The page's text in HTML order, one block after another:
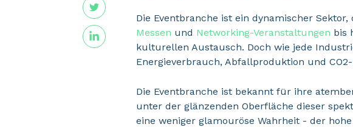
Die Eventbranche ist ein dynamischer
Messen und Networking-Veranstaltungen bis
kulturellen Austausch. Doch wie jede
Energieverbrauch, Abfallproduktion und
Die Eventbranche ist bekannt für ihre
unter der glänzenden Oberfläche dieser
eine weniger glamouröse Wahrheit - der